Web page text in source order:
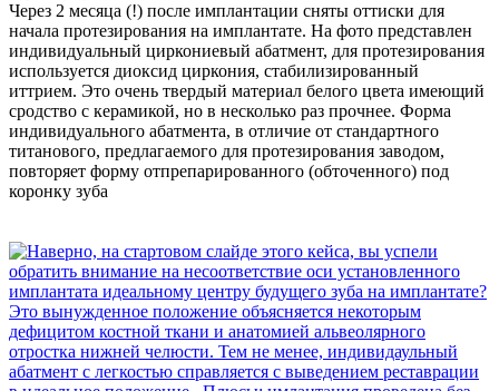
Через 2 месяца (!) после имплантации сняты оттиски для
начала протезирования на имплантате. На фото представлен
индивидуальный циркониевый абатмент, для протезирования
используется диоксид циркония, стабилизированный
иттрием. Это очень твердый материал белого цвета имеющий
сродство с керамикой, но в несколько раз прочнее. Форма
индивидуального абатмента, в отличие от стандартного
титанового, предлагаемого для протезирования заводом,
повторяет форму отпрепарированного (обточенного) под
коронку зуба